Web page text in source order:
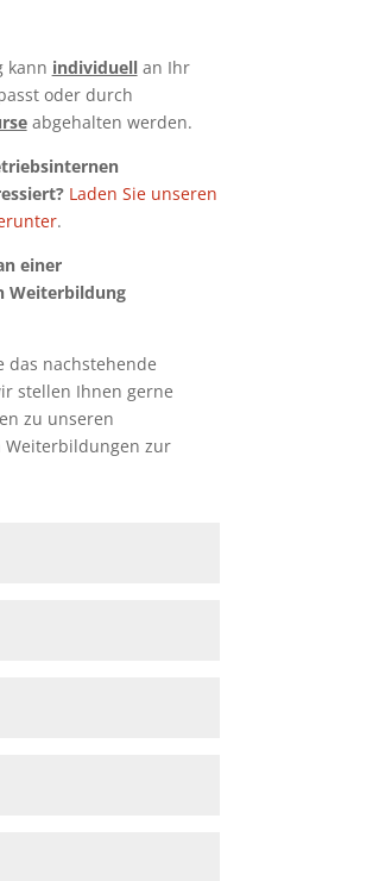
kann individuellan Ihr
oder durch
abgehalten werden.
Laden Sie unseren
.
einer
Weiterbildung
das nachstehende
stellen Ihnen gerne
zu unseren
Weiterbildungen zur